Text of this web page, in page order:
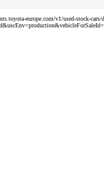
europe.com/v1/used-stock-cars/